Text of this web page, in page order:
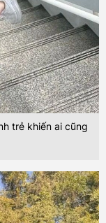
trẻ khiến ai cũng